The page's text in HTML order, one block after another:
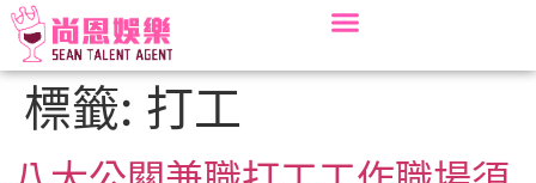
標籤: 打工